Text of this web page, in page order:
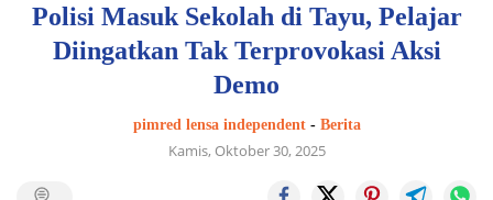
Polisi Masuk Sekolah di Tayu, Pelajar
Diingatkan Tak Terprovokasi Aksi
Demo
pimred lensa independent- Berita
Kamis, Oktober 30, 2025